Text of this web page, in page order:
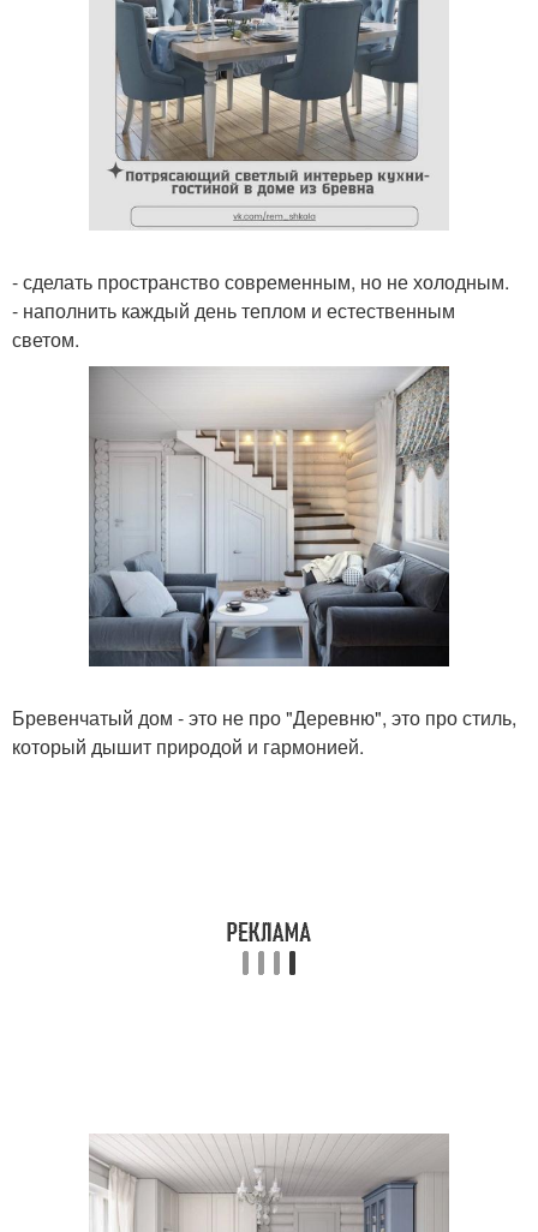
- сделать пространство современным, но не холодным.
- наполнить каждый день теплом и естественным
светом.
Бревенчатый дом - это не про "Деревню", это про стиль,
который дышит природой и гармонией.